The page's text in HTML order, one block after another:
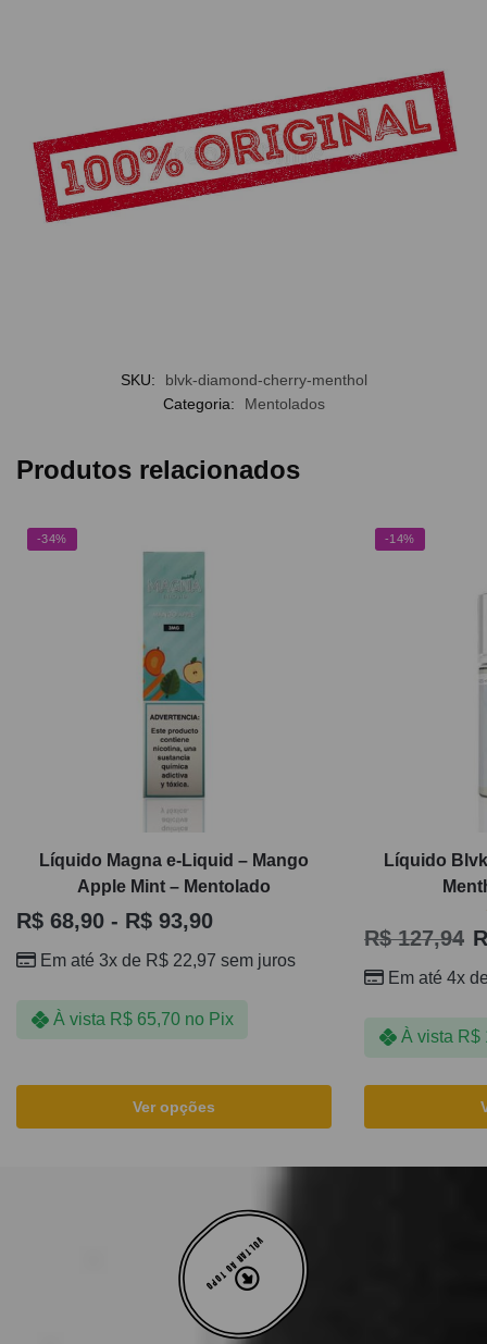
SKU:
blvk-diamond-cherry-menthol
Categoria:
Mentolados
Produtos relacionados
-34%
Líquido Magna e-Liquid – Mango
Apple Mint – Mentolado
R$ 68,90 - R$ 93,90
Em até 3x de R$ 22,97 sem juros
À vista R$65,70 no Pix
Ver opções
-14%
Líquido
R$127,94
Em até 4x
À vista R$
VOLTAR AO TOPO